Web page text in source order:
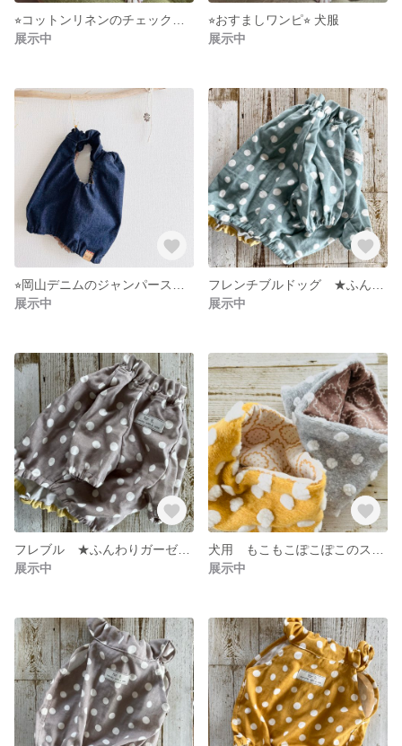
展示中
⭐︎おすましワンピ⭐︎ 犬服
展示中
展示中
展示中
フレブル ★ふんわりガーゼのスモック★グレー ドット 犬服 水玉
展示中
展示中